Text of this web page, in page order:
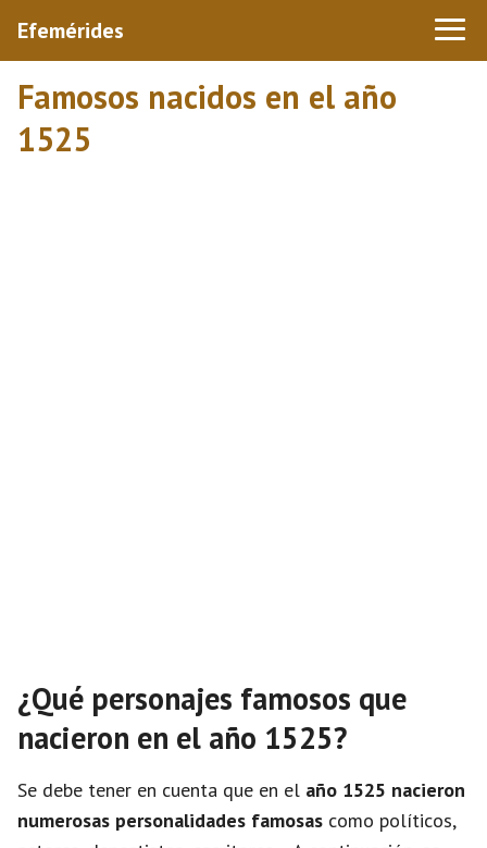
Efemérides
Famosos nacidos en el año
1525
¿Qué personajes famosos que
nacieron en el año 1525?
Se debe tener en cuenta que en el año 1525 nacieron
numerosas personalidades famosas como políticos,